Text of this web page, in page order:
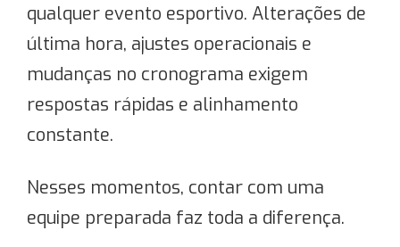
qualquer evento esportivo. Alterações de
última hora, ajustes operacionais e
mudanças no cronograma exigem
respostas rápidas e alinhamento
constante.
Nesses momentos, contar com uma
equipe preparada faz toda a diferença.